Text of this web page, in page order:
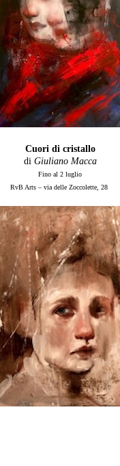
Cuori di cristallo
di Giuliano Macca
Fino al 2 luglio
RvB Arts – via delle Zoccolette, 28